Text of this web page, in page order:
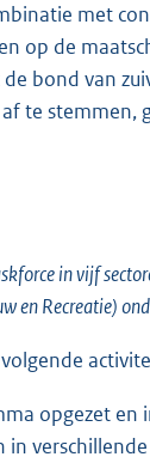
met
op de
bond van
te
in vijf
en Recreatie)
opgezet